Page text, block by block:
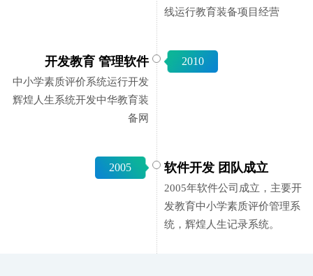
线运行教育装备项目经营
2010
开发教育 管理软件
中小学素质评价系统运行开发
辉煌人生系统开发中华教育装
备网
2005 软件开发 团队成立
2005年软件公司成立，主要开
发教育中小学素质评价管理系
统，辉煌人生记录系统。